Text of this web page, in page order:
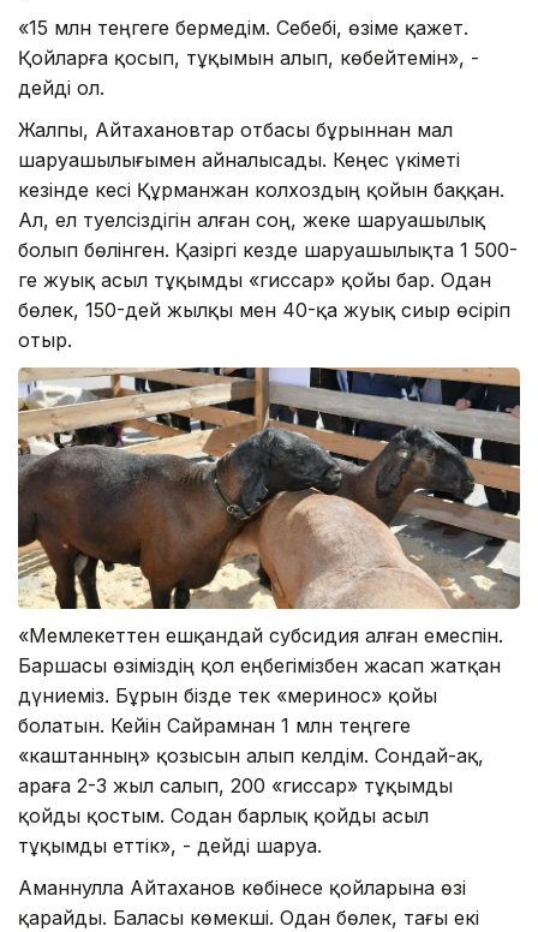
«15 млн теңгеге бермедім. Себебі, өзіме қажет.
Қойларға қосып, тұқымын алып, көбейтемін», -
дейді ол.
Жалпы, Айтахановтар отбасы бұрыннан мал
шаруашылығымен айналысады. Кеңес үкіметі
кезінде әкесі Құрманжан колхоздың қойын баққан.
Ал, ел тәуелсіздігін алған соң, жеке шаруашылық
болып бөлінген. Қазіргі кезде шаруашылықта 1 500-
ге жуық асыл тұқымды «гиссар» қойы бар. Одан
бөлек, 150-дей жылқы мен 40-қа жуық сиыр өсіріп
отыр.
«Мемлекеттен ешқандай субсидия алған емеспін.
Баршасы өзіміздің қол еңбегімізбен жасап жатқан
дүниеміз. Бұрын бізде тек «меринос» қойы
болатын. Кейін Сайрамнан 1 млн теңгеге
«каштанның» қозысын алып келдім. Сондай-ақ,
араға 2-3 жыл салып, 200 «гиссар» тұқымды
қойды қостым. Содан барлық қойды асыл
тұқымды еттік», - дейді шаруа.
Аманнулла Айтаханов көбінесе қойларына өзі
қарайды. Баласы көмекші. Одан бөлек, тағы екі